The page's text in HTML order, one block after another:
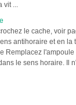
vit ...
le cache, voir
antihoraire et en la
Remplacez
le sens horaire. Il